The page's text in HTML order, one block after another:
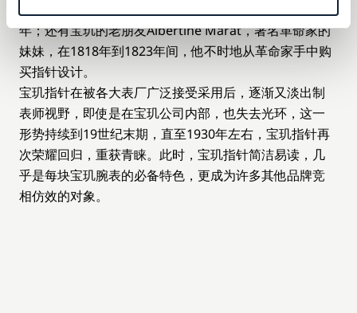
年到1822年；Jaquet，从1826年；和Lalieue，从1830
年；还有宝玑的老朋友Albertine Marat，著名革命家的
妹妹，在1818年到1823年间，他不时地从革命家手中购
买指针设计。
宝玑指针在被各大表厂广泛接受采用后，逐渐又淡出制
表师视野，即使是在宝玑公司内部，也失去光环，这一
形势持续到19世纪末期，直至1930年左右，宝玑指针再
次荣耀回归，重获青睐。此时，宝玑指针简洁易读，几
乎是每块宝玑腕表的必备特色，更成为许多其他品牌竞
相仿效的对象。